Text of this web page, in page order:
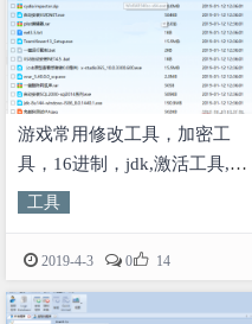
游戏常用修改工具，加密工
具，16进制，jdk,激活工具,网
狐工具，反编译工具
工具
2019-4-3 0 14